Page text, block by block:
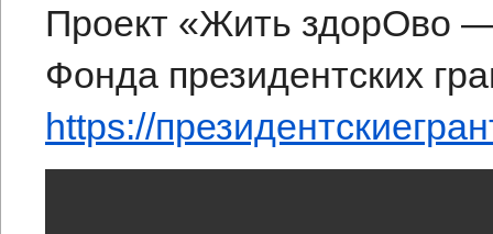
Проект «Жить здорОво
Фонда президентских
https://